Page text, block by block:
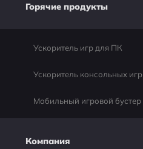
Горячие продукты
Ускоритель игр для ПК
Ускоритель консольных игр
Мобильный игровой бустер
Компания